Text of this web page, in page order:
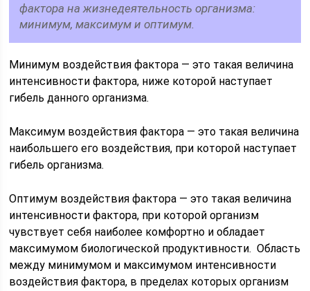
фактора на жизнедеятельность организма:
минимум, максимум и оптимум.
Минимум воздействия фактора — это такая величина
интенсивности фактора, ниже которой наступает
гибель данного организма.
Максимум воздействия фактора — это такая величина
наибольшего его воздействия, при которой наступает
гибель организма.
Оптимум воздействия фактора — это такая величина
интенсивности фактора, при которой организм
чувствует себя наиболее комфортно и обладает
максимумом биологической продуктивности. Область
между минимумом и максимумом интенсивности
воздействия фактора, в пределах которых организм